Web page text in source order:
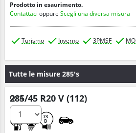
Prodotto in esaurimento.
Contattaci oppure Scegli una diversa misura
Turismo Inverno 3PMSF MO
Tutte le misure 285's
285/45 R20 V (112)
73
B
Q.tà